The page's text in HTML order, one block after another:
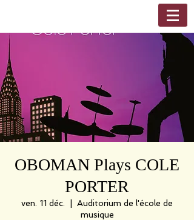
OBOMAN Plays COLE
PORTER
ven. 11 déc.
Auditorium de l'école de
musique